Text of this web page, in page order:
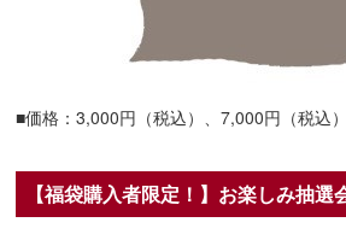
■価格：3,000円（税込）、7,000円（税込）
【福袋購入者限定！】お楽しみ抽選